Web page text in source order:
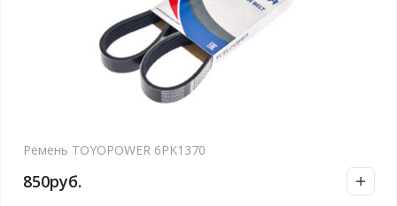
Ремень TOYOPOWER 6PK1370
850руб.